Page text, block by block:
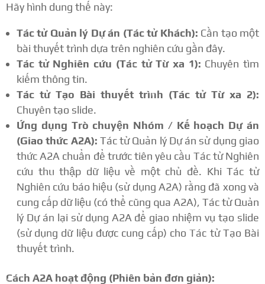
Hãy hình dung thế này:
Tác tử Quản lý Dự án (Tác tử Khách): Cần tạo một
bài thuyết trình dựa trên nghiên cứu gần đây.
Tác tử Nghiên cứu (Tác tử Từ xa 1): Chuyên tìm
kiếm thông tin.
Tác tử Tạo Bài thuyết trình (Tác tử Từ xa 2):
Chuyên tạo slide.
Ứng dụng Trò chuyện Nhóm / Kế hoạch Dự án
(Giao thức A2A): Tác tử Quản lý Dự án sử dụng giao
thức A2A chuẩn để trước tiên yêu cầu Tác tử Nghiên
cứu thu thập dữ liệu về một chủ đề. Khi Tác tử
Nghiên cứu báo hiệu (sử dụng A2A) rằng đã xong và
cung cấp dữ liệu (có thể cũng qua A2A), Tác tử Quản
lý Dự án lại sử dụng A2A để giao nhiệm vụ tạo slide
(sử dụng dữ liệu được cung cấp) cho Tác tử Tạo Bài
thuyết trình.
Cách A2A hoạt động (Phiên bản đơn giản):